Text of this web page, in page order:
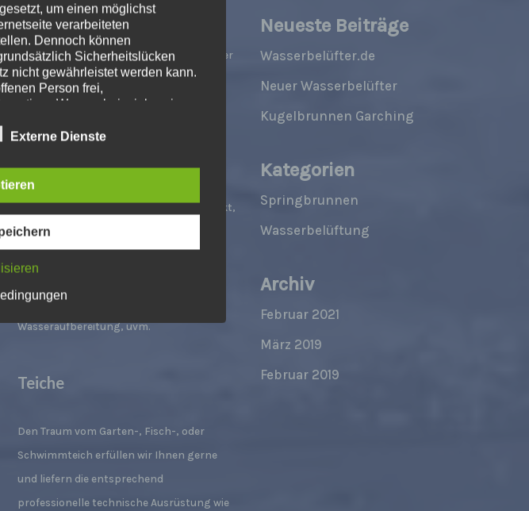
Wir entwickeln und fertigen
Wasserbelüfter für jede Art von Seen,
Teichen und Kläranlagen, mit vorhandener
Stromversorgung oder alternativer
Solarenergie.
Wir beraten, planen und bauen Ihr Projekt,
ob als Wasserlauf, Springbrunnen oder
Pumpen, Steuerungen,
Wasseraufbereitung, uvm.
Teiche
Den Traum vom Garten-, Fisch-, oder
Schwimmteich erfüllen wir Ihnen gerne
und liefern die entsprechend
professionelle technische Ausrüstung wie
Neueste Beiträge
Wasserbelüfter.de
Neuer Wasserbelüfter
Kugelbrunnen Garching
Kategorien
Springbrunnen
Wasserbelüftung
Archiv
Februar 2021
März 2019
Februar 2019
um einen möglichst
verarbeiteten
Dennoch können
Sicherheitslücken
nicht gewährleistet werden kann.
Person frei,
Wegen, beispielsweise
Begrifflichkeiten, die durch den
verwendet wurden. Unsere
Öffentlichkeit als auch für unsere
und verständlich sein. Um
die verwendeten
die sich auf eine
Person (im Folgenden
wird eine natürliche
insbesondere mittels
Namen, zu einer Kennnummer, zu
oder zu einem oder mehreren
physischen, physiologischen,
kulturellen oder sozialen
Externe Dienste